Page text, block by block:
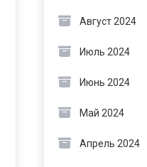
Август 2024
Июль 2024
Июнь 2024
Май 2024
Апрель 2024